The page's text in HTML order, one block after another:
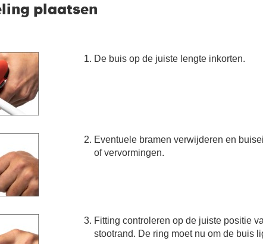
plaatsen
De buis op de juiste lengte inkorten.
Eventuele bramen verwijderen en
of vervormingen.
Fitting controleren op de juiste positie
stootrand. De ring moet nu om de buis